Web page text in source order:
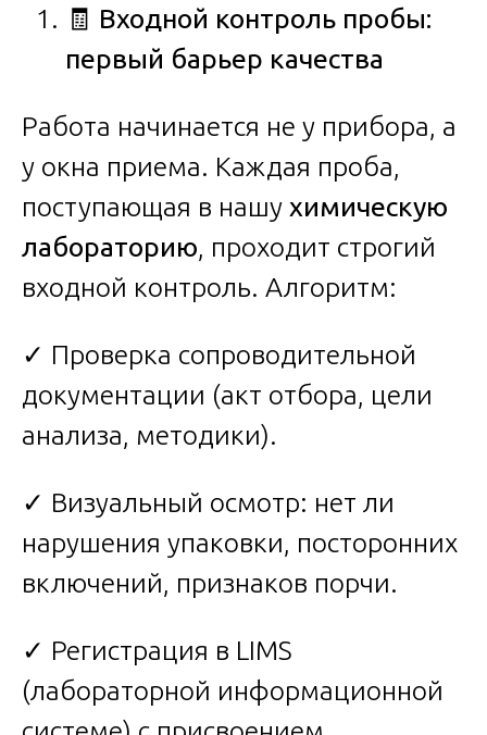
🧾 Входной контроль пробы:
первый барьер качества
Работа начинается не у прибора, а
у окна приема. Каждая проба,
поступающая в нашу химическую
лабораторию, проходит строгий
входной контроль. Алгоритм:
✓ Проверка сопроводительной
документации (акт отбора, цели
анализа, методики).
✓ Визуальный осмотр: нет ли
нарушения упаковки, посторонних
включений, признаков порчи.
✓ Регистрация в LIMS
(лабораторной информационной